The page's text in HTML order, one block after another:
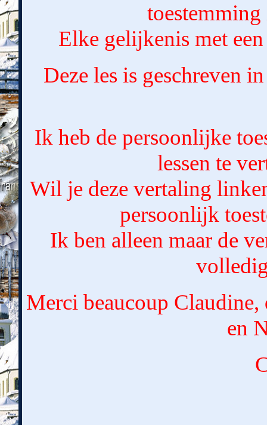
toestemming
Elke gelijkenis met
Deze les is geschreven
Ik heb de persoonlijke
lessen te
Wil je deze vertaling
persoonlijk
Ik ben alleen maar de
Merci beaucoup
en